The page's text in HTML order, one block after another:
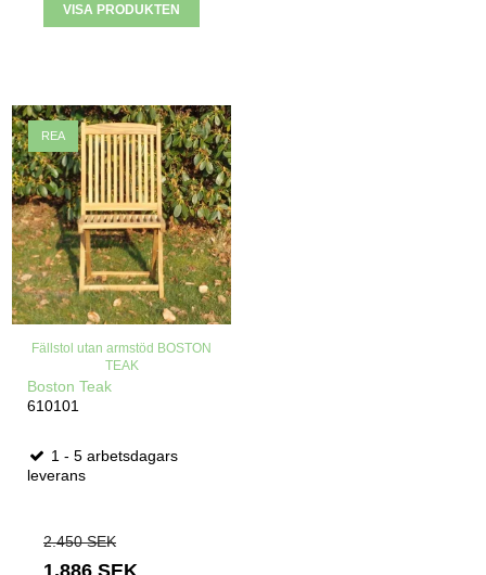
VISA PRODUKTEN
REA
Fällstol utan armstöd BOSTON
TEAK
Boston Teak
610101
1 - 5 arbetsdagars
leverans
2.450 SEK
1.886 SEK